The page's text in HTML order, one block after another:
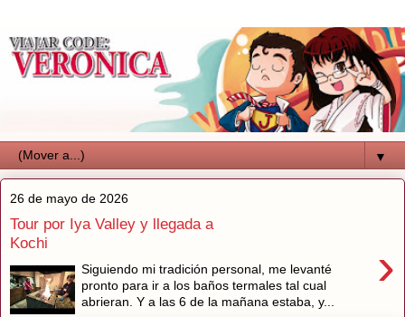
▼
26 de mayo de 2026
Tour por Iya Valley y llegada a
Kochi
›
Siguiendo mi tradición personal, me levanté
pronto para ir a los baños termales tal cual
abrieran. Y a las 6 de la mañana estaba, y...